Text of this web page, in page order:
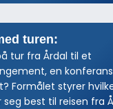
turen:
tur fra Årdal til et
en
Formålet styrer
best til reisen fra